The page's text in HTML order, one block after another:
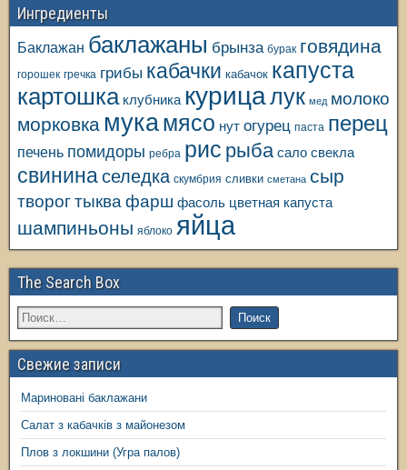
Ингредиенты
Баклажан баклажаны брынза бурак говядина
горошек гречка грибы кабачки кабачок капуста
картошка клубника курицалук мед молоко
морковка мукамясо нут огурец паста перец
печень помидоры ребра рис рыба сало свекла
свининаселедка скумбрия сливки сметана сыр
творогтыква фарш фасоль цветная капуста
шампиньоны яблоко яйца
The Search Box
Свежие записи
Мариновані баклажани
Салат з кабачків з майонезом
Плов з локшини (Угра палов)